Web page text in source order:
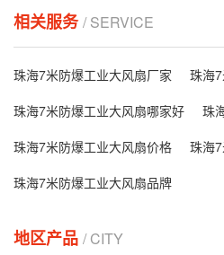
相关服务/ SERVICE
珠海7米防爆工业大风扇厂家
珠海
珠海7米防爆工业大风扇哪家好
珠
珠海7米防爆工业大风扇价格
珠海
珠海7米防爆工业大风扇品牌
地区产品 / CITY